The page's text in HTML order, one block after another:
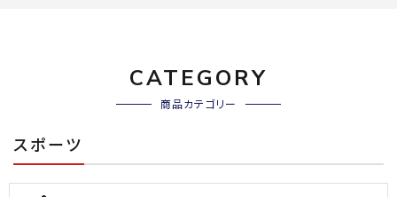
CATEGORY
商品カテゴリー
スポーツ